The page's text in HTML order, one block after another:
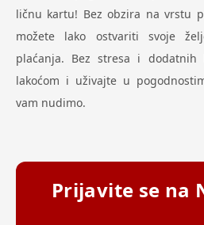
ličnu kartu! Bez obzira na vrstu
možete lako ostvariti svoje
plaćanja. Bez stresa i dodatnih
lakoćom i uživajte u
vam nudimo.
Prijavite se na